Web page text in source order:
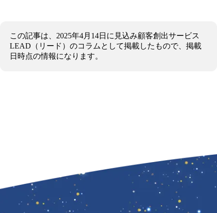
この記事は、2025年4月14日に見込み顧客創出サービス
LEAD（リード）のコラムとして掲載したもので、掲載
日時点の情報になります。